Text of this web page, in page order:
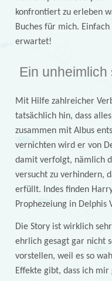
konfrontiert zu erleben
Buches für mich.
erwartet!
Ein
Mit Hilfe zahlreicher
tatsächlich hin, dass
zusammen mit Albus
vernichten wird er von
damit verfolgt, nämlich
versucht zu verhindern,
erfüllt. Indes finden
Prophezeiung in Delphis
Die Story ist wirklich
ehrlich gesagt gar nicht
vorstellen, weil es so
Effekte gibt, dass ich